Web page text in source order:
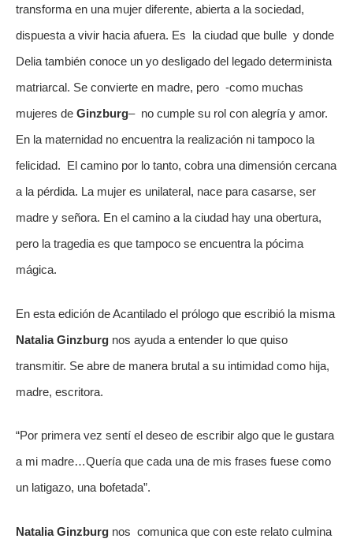
transforma en una mujer diferente, abierta a la sociedad,
dispuesta a vivir hacia afuera. Es  la ciudad que bulle  y donde
Delia también conoce un yo desligado del legado determinista
matriarcal. Se convierte en madre, pero  -como muchas
mujeres de Ginzburg–  no cumple su rol con alegría y amor.
En la maternidad no encuentra la realización ni tampoco la
felicidad.  El camino por lo tanto, cobra una dimensión cercana
a la pérdida. La mujer es unilateral, nace para casarse, ser
madre y señora. En el camino a la ciudad hay una obertura,
pero la tragedia es que tampoco se encuentra la pócima
mágica.
Natalia Ginzburg nos ayuda a entender lo que quiso
transmitir. Se abre de manera brutal a su intimidad como hija,
madre, escritora.
“Por primera vez sentí el deseo de escribir algo que le gustara
a mi madre…Quería que cada una de mis frases fuese como
un latigazo, una bofetada”.
Natalia Ginzburg nos  comunica que con este relato culmina